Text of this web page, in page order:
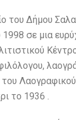
του Δήμου
σε μια
το 1936 .